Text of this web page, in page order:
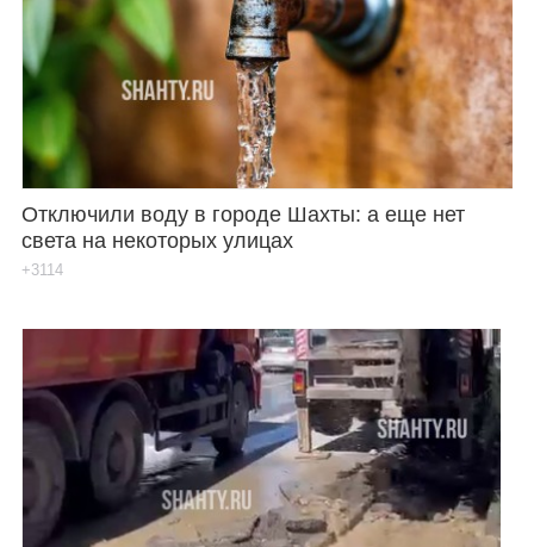
Фотогалерея
Отключили воду в городе Шахты: а еще нет
света на некоторых улицах
+3114